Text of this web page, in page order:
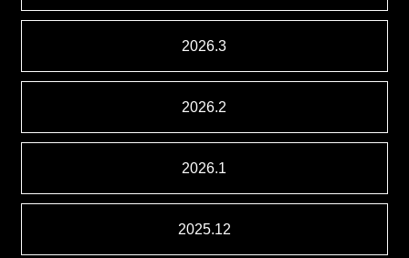
2026.3
2026.2
2026.1
2025.12